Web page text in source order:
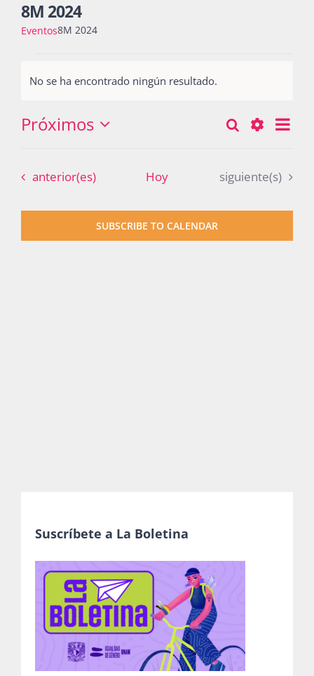
Recursos
8M 2024
Eventos8M 2024
No se ha encontrado ningún resultado.
Búsqueda
navegació
de
vistas
Buscar Lista
Próximos
Eventos
anterior(es) Hoy Eventos
siguiente(s)
SUBSCRIBE TO CALENDAR
Suscríbete a La Boletina